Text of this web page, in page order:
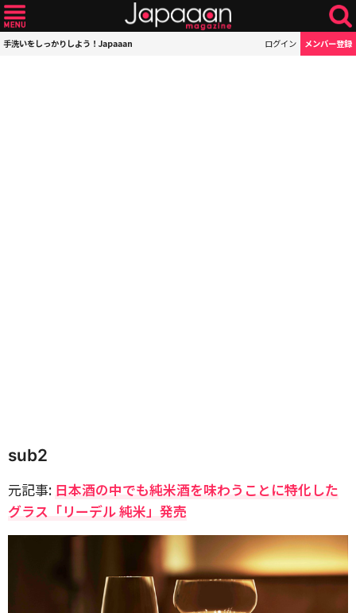
手洗いをしっかりしよう！Japaaan ログイン メンバー登録
sub2
元記事: 日本酒の中でも純米酒を味わうことに特化した
グラス「リーデル 純米」発売